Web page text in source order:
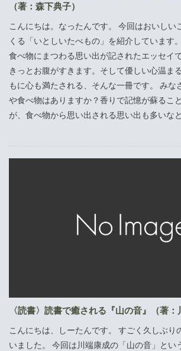
（著：森下典子）
こんにちは。なったんです。 今回はおいしい
くる「いとしいたべもの」を紹介しています
食べ物にまつわる思い出が記されたエッセイ
きっとお腹がすきます。そして優しい心温ま
もに心も満たされる、そんな一冊です。 みな
や食べ物はありますか？香りで記憶が蘇るこ
が、食べ物から思い出される思い出も多いな
〈読書〉読書で癒される『山の音』（著：
こんにちは、しーたんです。 すごく久しぶり
いました。 今回は川端康成の「山の音」とい